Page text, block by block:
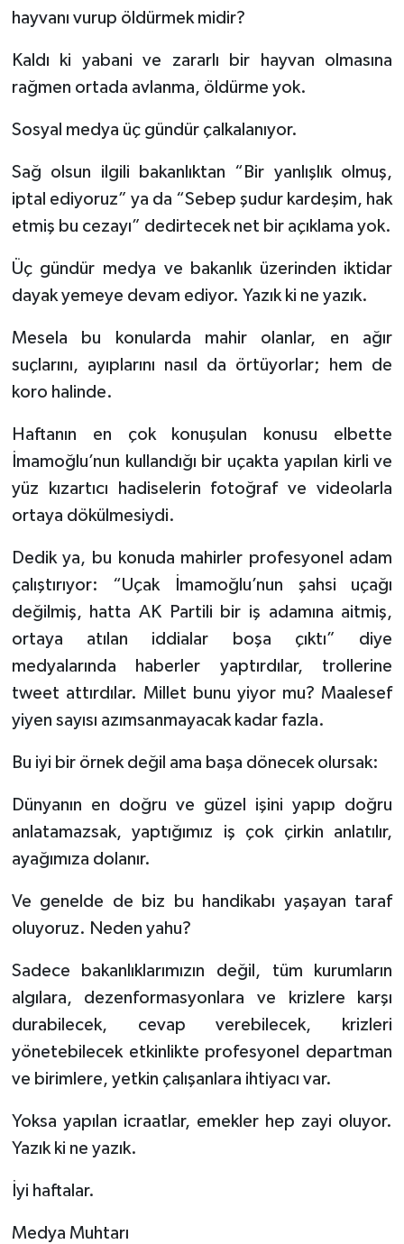
hayvanı vurup öldürmek midir?
Kaldı ki yabani ve zararlı bir hayvan olmasına
rağmen ortada avlanma, öldürme yok.
Sosyal medya üç gündür çalkalanıyor.
Sağ olsun ilgili bakanlıktan “Bir yanlışlık olmuş,
iptal ediyoruz” ya da “Sebep şudur kardeşim, hak
etmiş bu cezayı” dedirtecek net bir açıklama yok.
Üç gündür medya ve bakanlık üzerinden iktidar
dayak yemeye devam ediyor. Yazık ki ne yazık.
Mesela bu konularda mahir olanlar, en ağır
suçlarını, ayıplarını nasıl da örtüyorlar; hem de
koro halinde.
Haftanın en çok konuşulan konusu elbette
İmamoğlu’nun kullandığı bir uçakta yapılan kirli ve
yüz kızartıcı hadiselerin fotoğraf ve videolarla
ortaya dökülmesiydi.
Dedik ya, bu konuda mahirler profesyonel adam
çalıştırıyor: “Uçak İmamoğlu’nun şahsi uçağı
değilmiş, hatta AK Partili bir iş adamına aitmiş,
ortaya atılan iddialar boşa çıktı” diye
medyalarında haberler yaptırdılar, trollerine
tweet attırdılar. Millet bunu yiyor mu? Maalesef
yiyen sayısı azımsanmayacak kadar fazla.
Bu iyi bir örnek değil ama başa dönecek olursak:
Dünyanın en doğru ve güzel işini yapıp doğru
anlatamazsak, yaptığımız iş çok çirkin anlatılır,
ayağımıza dolanır.
Ve genelde de biz bu handikabı yaşayan taraf
oluyoruz. Neden yahu?
Sadece bakanlıklarımızın değil, tüm kurumların
algılara, dezenformasyonlara ve krizlere karşı
durabilecek, cevap verebilecek, krizleri
yönetebilecek etkinlikte profesyonel departman
ve birimlere, yetkin çalışanlara ihtiyacı var.
Yoksa yapılan icraatlar, emekler hep zayi oluyor.
Yazık ki ne yazık.
İyi haftalar.
Medya Muhtarı